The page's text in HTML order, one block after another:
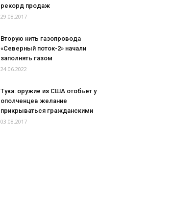
рекорд продаж
29.08.2017
Вторую нить газопровода
«Северный поток-2» начали
заполнять газом
24.06.2022
Тука: оружие из США отобьет у
ополченцев желание
прикрываться гражданскими
03.08.2017